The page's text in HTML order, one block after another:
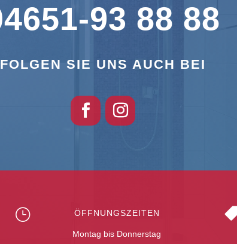
93 88 88
FOLGEN SIE UNS AUCH BEI
} ÖFFNUNGSZEITEN
Montag bis Donnerstag